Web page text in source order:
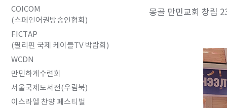
COICOM
(스페인어권방송인협회)
FICTAP
(필리핀 국제 케이블TV 박람회)
WCDN
만민하계수련회
서울국제도서전(우림북)
이스라엘 찬양 페스티벌
몽골 만민교회 창립